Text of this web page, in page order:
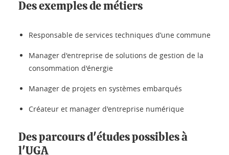
Des exemples de métiers
Responsable de services techniques d’une commune
Manager d'entreprise de solutions de gestion de la
consommation d'énergie
Manager de projets en systèmes embarqués
Créateur et manager d'entreprise numérique
Des parcours d'études possibles à
l'UGA